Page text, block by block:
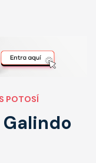
POTOSÍ